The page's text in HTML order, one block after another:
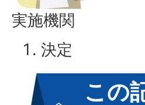
実施機関
決定
この